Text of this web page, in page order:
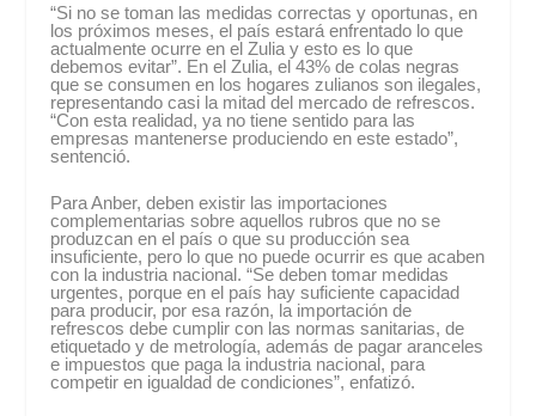
“Si no se toman las medidas correctas y oportunas, en
los próximos meses, el país estará enfrentado lo que
actualmente ocurre en el Zulia y esto es lo que
debemos evitar”. En el Zulia, el 43% de colas negras
que se consumen en los hogares zulianos son ilegales,
representando casi la mitad del mercado de refrescos.
“Con esta realidad, ya no tiene sentido para las
empresas mantenerse produciendo en este estado”,
sentenció.
Para Anber, deben existir las importaciones
complementarias sobre aquellos rubros que no se
produzcan en el país o que su producción sea
insuficiente, pero lo que no puede ocurrir es que acaben
con la industria nacional. “Se deben tomar medidas
urgentes, porque en el país hay suficiente capacidad
para producir, por esa razón, la importación de
refrescos debe cumplir con las normas sanitarias, de
etiquetado y de metrología, además de pagar aranceles
e impuestos que paga la industria nacional, para
competir en igualdad de condiciones”, enfatizó.